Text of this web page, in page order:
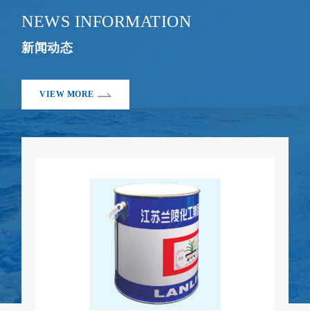
NEWS INFORMATION
新闻动态
VIEW MORE